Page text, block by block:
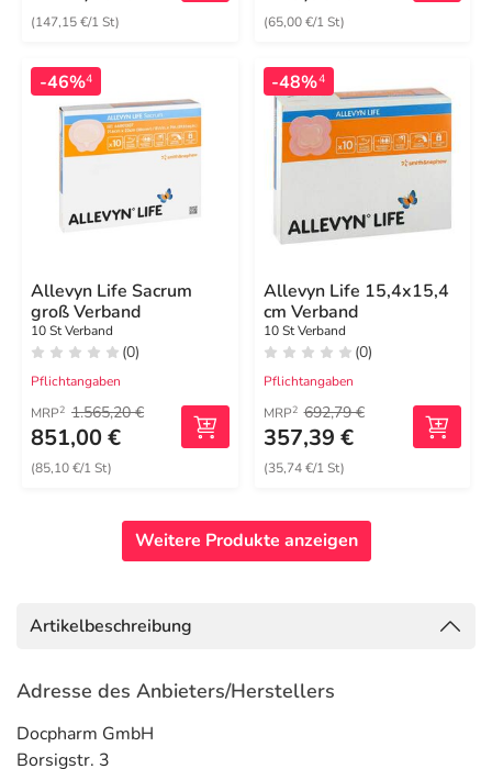
(147,15 €/1 St) (65,00 €/1 St)
-46%4
Allevyn Life Sacrum
groß Verband
10 St Verband
(0)
Pflichtangaben
MRP2 1.565,20 €
851,00 €
(85,10 €/1 St)
-48%4
Allevyn Life 15,4x15,4
cm Verband
10 St Verband
(0)
Pflichtangaben
MRP2 692,79 €
357,39 €
(35,74 €/1 St)
Weitere Produkte anzeigen
Artikelbeschreibung
Adresse des Anbieters/Herstellers
Docpharm GmbH
Borsigstr. 3